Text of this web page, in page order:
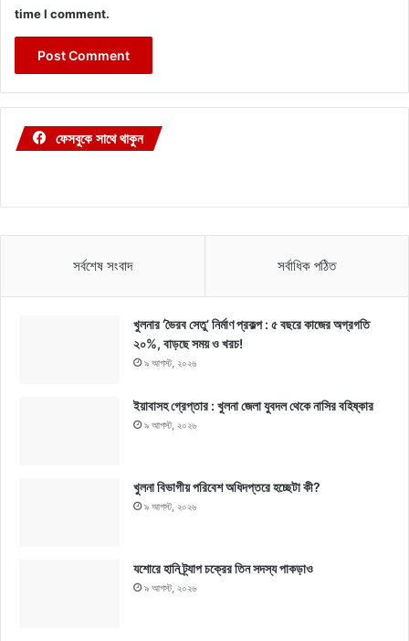
time I comment.
ফেসবুকে সাথে থাকুন
সর্বশেষ সংবাদ সর্বাধিক পঠিত
খুলনার ‘ভৈরব সেতু’ নির্মাণ প্রকল্প : ৫ বছরে কাজের অগ্রগতি
২০%, বাড়ছে সময় ও খরচ!
৯ আগস্ট, ২০২৬
ইয়াবাসহ গ্রেপ্তার : খুলনা জেলা যুবদল থেকে নাসির বহিষ্কার
৯ আগস্ট, ২০২৬
খুলনা বিভাগীয় পরিবেশ অধিদপ্তরে হচ্ছেটা কী?
৯ আগস্ট, ২০২৬
যশোরে হানি ট্র্যাপ চক্রের তিন সদস্য পাকড়াও
৯ আগস্ট, ২০২৬